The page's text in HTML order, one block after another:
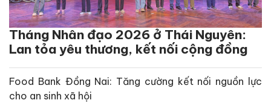
Tháng Nhân đạo 2026 ở Thái Nguyên:
Lan tỏa yêu thương, kết nối cộng đồng
Food Bank Đồng Nai: Tăng cường kết nối nguồn lực
cho an sinh xã hội